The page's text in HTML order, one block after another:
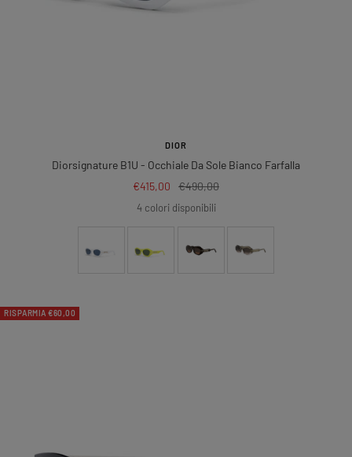
DIOR
Diorsignature B1U - Occhiale Da Sole Bianco Farfalla
Prezzo
di
€415,00
Prezzo
regolare
€490,00
4 colori disponibili
RISPARMIA €60,00